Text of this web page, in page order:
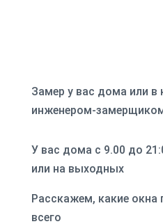
Замер у вас дома или в
инженером-
У вас дома с 9.00 до
или на выходных
Расскажем, какие
всего